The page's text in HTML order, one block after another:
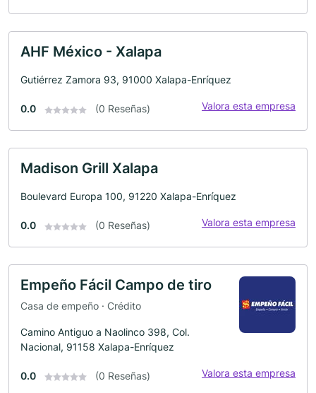
AHF México - Xalapa
Gutiérrez Zamora 93, 91000 Xalapa-Enríquez
0.0 (0 Reseñas) Valora esta empresa
Madison Grill Xalapa
Boulevard Europa 100, 91220 Xalapa-Enríquez
0.0 (0 Reseñas) Valora esta empresa
Empeño Fácil Campo de tiro
Casa de empeño · Crédito
Camino Antiguo a Naolinco 398, Col.
Nacional, 91158 Xalapa-Enríquez
0.0 (0 Reseñas) Valora esta empresa